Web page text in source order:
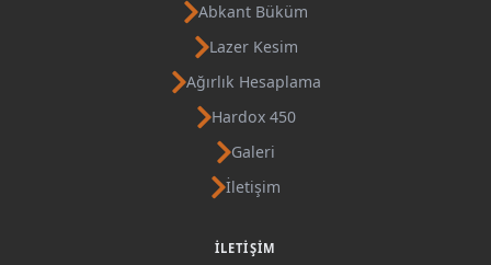
Abkant Büküm
Lazer Kesim
Ağırlık Hesaplama
Hardox 450
Galeri
İletişim
İLETIŞIM